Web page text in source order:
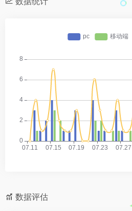
数据评估